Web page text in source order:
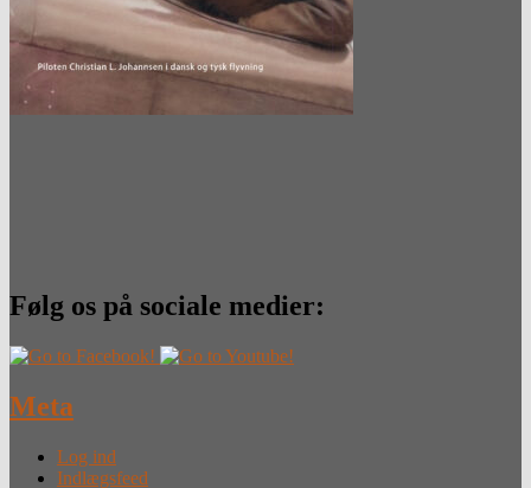
Følg os på sociale medier:
Meta
Log ind
Indlægsfeed